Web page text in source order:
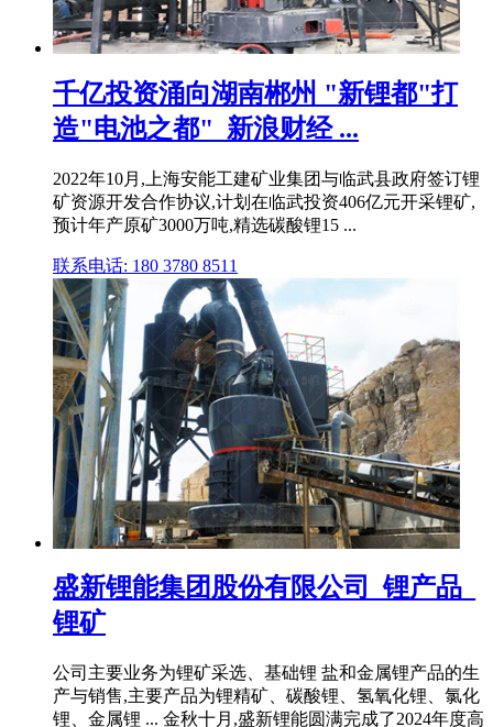
千亿投资涌向湖南郴州 "新锂都"打
造"电池之都"_新浪财经 ...
2022年10月,上海安能工建矿业集团与临武县政府签订锂
矿资源开发合作协议,计划在临武投资406亿元开采锂矿,
预计年产原矿3000万吨,精选碳酸锂15 ...
联系电话: 180 3780 8511
盛新锂能集团股份有限公司_锂产品_
锂矿
公司主要业务为锂矿采选、基础锂 盐和金属锂产品的生
产与销售,主要产品为锂精矿、碳酸锂、氢氧化锂、氯化
锂、金属锂 ... 金秋十月,盛新锂能圆满完成了2024年度高